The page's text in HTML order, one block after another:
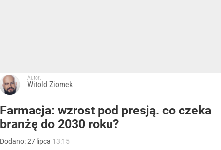
Autor:
Witold Ziomek
Farmacja: wzrost pod presją. co czeka
branżę do 2030 roku?
Dodano:27 lipca 13:15